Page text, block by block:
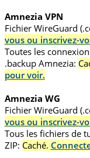
Amnezia VPN
Fichier WireGuard
vous ou inscrivez-
Toutes les
.backup Amnezia:
pour voir.
Amnezia WG
Fichier WireGuard
vous ou inscrivez-
Tous les fichiers de
ZIP: Caché.